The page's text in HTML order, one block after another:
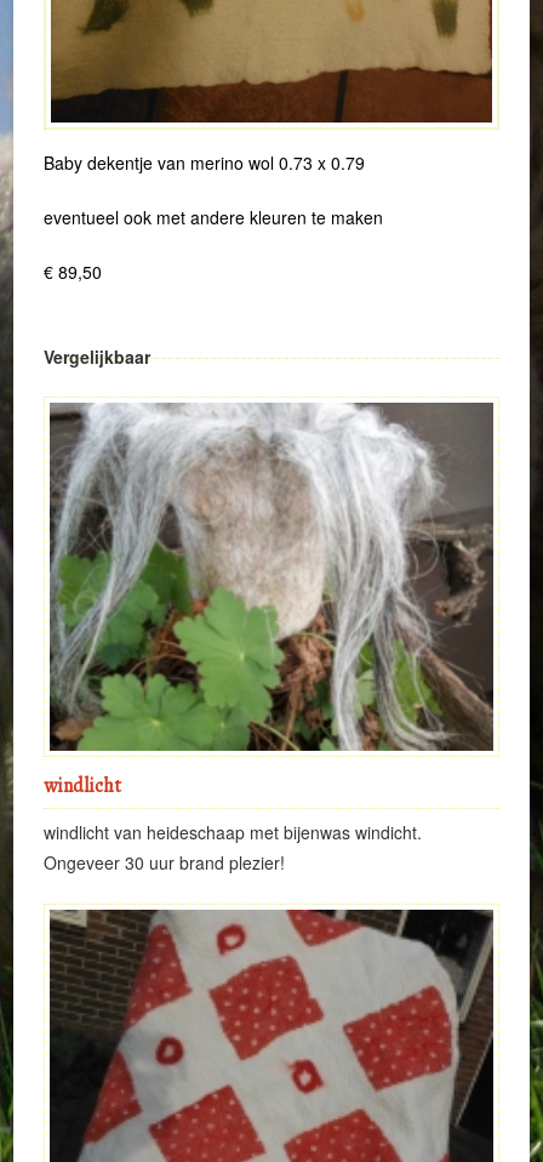
Baby dekentje van merino wol 0.73 x 0.79
eventueel ook met andere kleuren te maken
€ 89,50
Vergelijkbaar
windlicht
windlicht van heideschaap met bijenwas windicht.
Ongeveer 30 uur brand plezier!